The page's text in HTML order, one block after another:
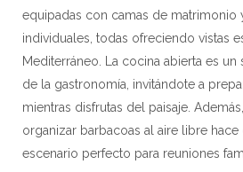
equipadas con camas de matrimonio
individuales, todas ofreciendo vistas
Mediterráneo. La cocina abierta es un
de la gastronomía, invitándote a
mientras disfrutas del paisaje.
organizar barbacoas al aire libre hace
escenario perfecto para reuniones